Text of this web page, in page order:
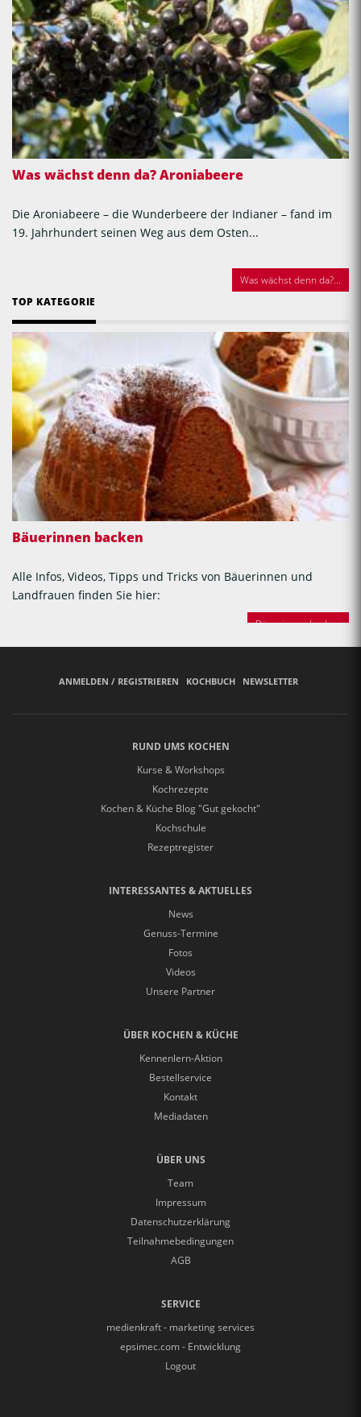
Was wächst denn da? Aroniabeere
Die Aroniabeere – die Wunderbeere der Indianer – fand im
19. Jahrhundert seinen Weg aus dem Osten...
Was wächst denn da?...
TOP KATEGORIE
Bäuerinnen backen
Alle Infos, Videos, Tipps und Tricks von Bäuerinnen und
Landfrauen finden Sie hier:
Bäuerinnen backen
ANMELDEN / REGISTRIEREN KOCHBUCH NEWSLETTER
RUND UMS KOCHEN
Kurse & Workshops
Kochrezepte
Kochen & Küche Blog "Gut gekocht"
Kochschule
Rezeptregister
INTERESSANTES & AKTUELLES
News
Genuss-Termine
Fotos
Videos
Unsere Partner
ÜBER KOCHEN & KÜCHE
Kennenlern-Aktion
Bestellservice
Kontakt
Mediadaten
ÜBER UNS
Team
Impressum
Datenschutzerklärung
Teilnahmebedingungen
AGB
SERVICE
medienkraft - marketing services
epsimec.com - Entwicklung
Logout